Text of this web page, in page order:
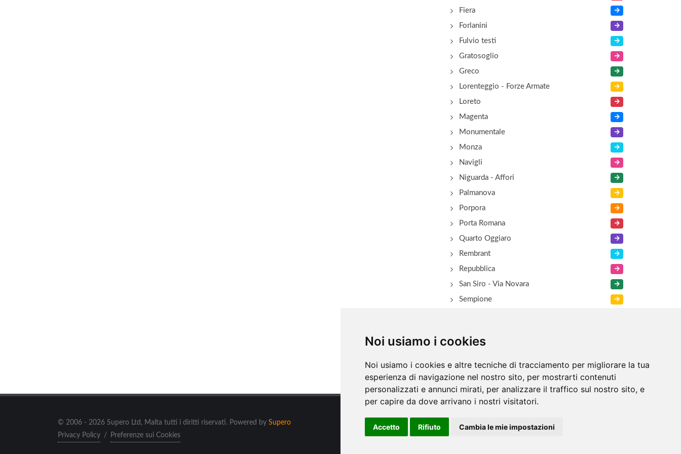
Noi usiamo i cookies
Noi usiamo i cookies e altre tecniche di tracciamento per migliorare la tua
esperienza di navigazione nel nostro sito, per mostrarti contenuti
personalizzati e annunci mirati, per analizzare il traffico sul nostro sito, e
per capire da dove arrivano i nostri visitatori.
Accetto Rifiuto Cambia le mie impostazioni
Fiera
Forlanini
Fulvio testi
Gratosoglio
Greco
Lorenteggio - Forze Armate
Loreto
Magenta
Monumentale
Monza
Navigli
Niguarda - Affori
Palmanova
Porpora
Porta Romana
Quarto Oggiaro
Rembrant
Repubblica
San Siro - Via Novara
Sempione
Zara
© 2006 - 2026 Supero Ltd, Malta tutti i diritti riservati. Powered by Supero
Privacy Policy / Preferenze sui Cookies
Informazioni /